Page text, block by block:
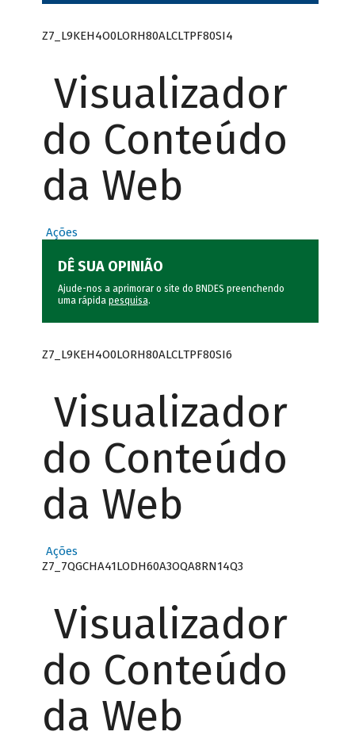
Z7_L9KEH4O0LORH80ALCLTPF80SI4
Visualizador
do Conteúdo
da Web
Ações
DÊ SUA OPINIÃO
Ajude-nos a aprimorar o site do BNDES preenchendo
uma rápida pesquisa.
Z7_L9KEH4O0LORH80ALCLTPF80SI6
Visualizador
do Conteúdo
da Web
Ações
Z7_7QGCHA41LODH60A3OQA8RN14Q3
Visualizador
do Conteúdo
da Web